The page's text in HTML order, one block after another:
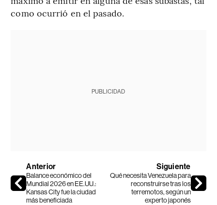
como ocurrió en el pasado.
PUBLICIDAD
Anterior
Balance económico del
Mundial 2026 en EE.UU.:
Kansas City fue la ciudad
más beneficiada
Siguiente
Qué necesita Venezuela para
reconstruirse tras los
terremotos, según un
experto japonés